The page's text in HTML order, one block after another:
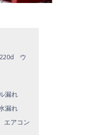
ウ
漏れ
漏れ
エアコン